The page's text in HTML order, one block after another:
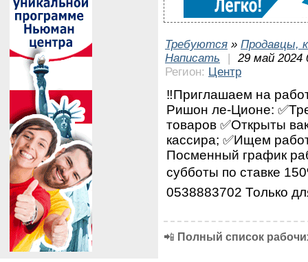
Требуются » Продавцы,
Написать
|
29 май 2024
Регион: Центр
‼️Приглашаем на
Ришон ле-Ционе:
товаров ✅Открыты
кассира; ✅Ищем
Посменный график
субботы по ставке
0538883702 Только
📲 Полный список